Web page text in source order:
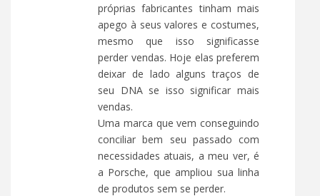
próprias fabricantes tinham mais
apego à seus valores e costumes,
mesmo que isso significasse
perder vendas. Hoje elas preferem
deixar de lado alguns traços de
seu DNA se isso significar mais
vendas.
Uma marca que vem conseguindo
conciliar bem seu passado com
necessidades atuais, a meu ver, é
a Porsche, que ampliou sua linha
de produtos sem se perder.